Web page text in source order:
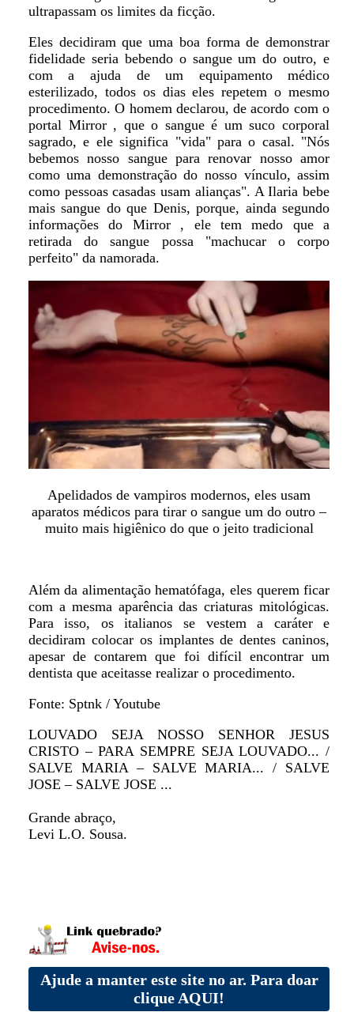
ultrapassam os limites da ficção.
Eles decidiram que uma boa forma de demonstrar
fidelidade seria bebendo o sangue um do outro, e
com a ajuda de um equipamento médico
esterilizado, todos os dias eles repetem o mesmo
procedimento. O homem declarou, de acordo com o
portal Mirror , que o sangue é um suco corporal
sagrado, e ele significa "vida" para o casal. "Nós
bebemos nosso sangue para renovar nosso amor
como uma demonstração do nosso vínculo, assim
como pessoas casadas usam alianças". A Ilaria bebe
mais sangue do que Denis, porque, ainda segundo
informações do Mirror , ele tem medo que a
retirada do sangue possa "machucar o corpo
perfeito" da namorada.
Apelidados de vampiros modernos, eles usam
aparatos médicos para tirar o sangue um do outro –
muito mais higiênico do que o jeito tradicional
Além da alimentação hematófaga, eles querem ficar
com a mesma aparência das criaturas mitológicas.
Para isso, os italianos se vestem a caráter e
decidiram colocar os implantes de dentes caninos,
apesar de contarem que foi difícil encontrar um
dentista que aceitasse realizar o procedimento.
Fonte: Sptnk / Youtube
LOUVADO SEJA NOSSO SENHOR JESUS
CRISTO – PARA SEMPRE SEJA LOUVADO... /
SALVE MARIA – SALVE MARIA... / SALVE
JOSE – SALVE JOSE ...
Grande abraço,
Levi L.O. Sousa.
Ajude a manter este site no ar. Para doar
clique AQUI!